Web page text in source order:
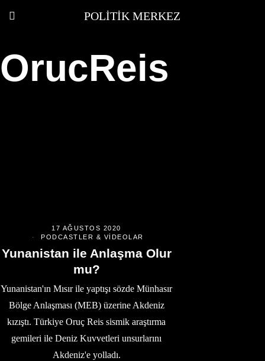
POLITIK MERKEZ
OrucReis
17 AĞUSTOS 2020
PODCASTLER & VIDEOLAR
Yunanistan ile Anlaşma Olur
mu?
Yunanistan'ın Mısır ile yaptışı sözde Münhasır
Bölge Anlaşması (MEB) üzerine Akdeniz
kızıştı. Türkiye Oruç Reis sismik araştırma
gemileri ile Deniz Kuvvetleri unsurlarını
Akdeniz'e yolladı.